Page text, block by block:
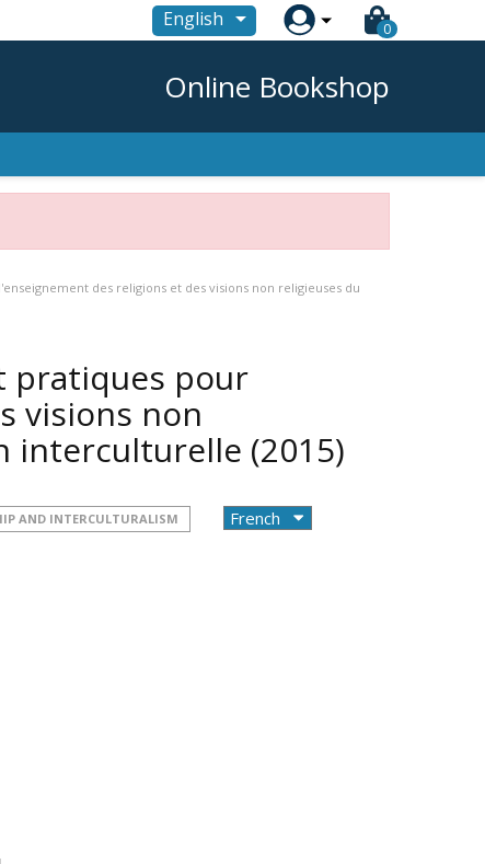
English  0
Online Bookshop
des religions et des visions non religieuses du
pratiques pour
visions non
interculturelle (2015)
AND INTERCULTURALISM